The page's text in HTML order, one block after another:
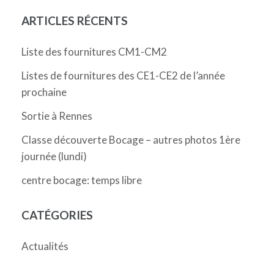
ARTICLES RÉCENTS
Liste des fournitures CM1-CM2
Listes de fournitures des CE1-CE2 de l’année
prochaine
Sortie à Rennes
Classe découverte Bocage – autres photos 1ère
journée (lundi)
centre bocage: temps libre
CATÉGORIES
Actualités